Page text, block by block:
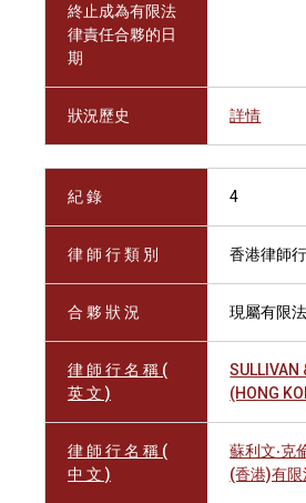
終止成為有限法
律責任合夥的日
期
狀況歷史 詳情
紀 錄 4
律 師 行 類 別 香港律師行
合 夥 狀 況 現屬有限
律 師 行 名 稱 (
英 文 )
SULLIVAN
(HONG
律 師 行 名 稱 (
中 文 )
蘇利文‧克
(香港)有